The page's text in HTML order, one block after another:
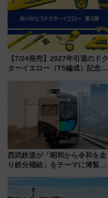
【7/24発売】2027年引退のドク
ターイエロー（T5編成）記念グ
送の目覚まし時計など通販・販
売店舗まとめ
西武鉄道が「昭和から令和を走
り鉄分補給」をテーマに博覧会
14日から 新車両「トキイロ」体
験ブースも アクセスや申込方法